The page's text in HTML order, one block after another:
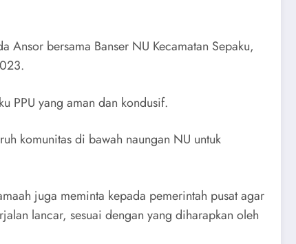
bersama Banser NU Kecamatan Sepaku,
PPU yang aman dan kondusif.
komunitas di bawah naungan NU untuk
juga meminta kepada pemerintah pusat agar
lancar, sesuai dengan yang diharapkan oleh